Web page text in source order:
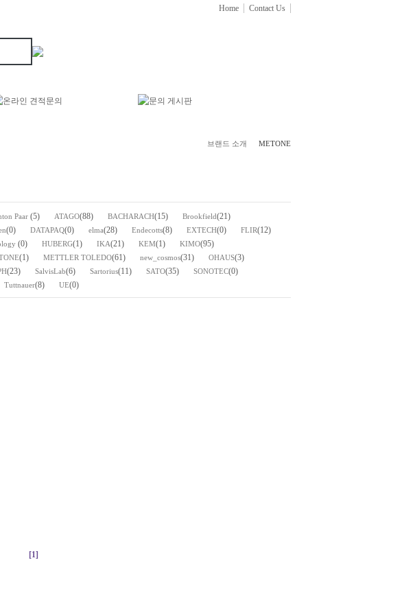
Home Contact Us
브랜드 소개 METONE
Paar (5) ATAGO(88) BACHARACH(15) Brookfield(21)
(0) DATAPAQ(0) elma(28) Endecotts(8) EXTECH(0) FLIR(12)
(0) HUBERG(1) IKA(21) KEM(1) KIMO(95)
(1) METTLER TOLEDO(61) new_cosmos(31) OHAUS(3)
(23) SalvisLab(6) Sartorius(11) SATO(35) SONOTEC(0)
Tuttnauer(8) UE(0)
[1]